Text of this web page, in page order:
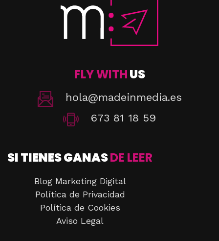
FLY WITHUS
hola@madeinmedia.es
673 81 18 59
SI TIENES GANASDE LEER
Blog Marketing Digital
Política de Privacidad
Política de Cookies
Aviso Legal